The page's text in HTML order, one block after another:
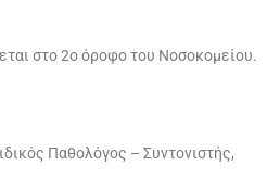
στο 2ο όροφο του Νοσοκομείου.
Παθολόγος – Συντονιστής,